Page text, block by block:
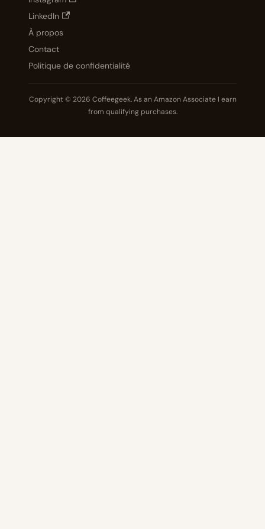
LinkedIn
À propos
Contact
Politique de confidentialité
Copyright © 2026 Coffeegeek. As an Amazon Associate I earn
from qualifying purchases.